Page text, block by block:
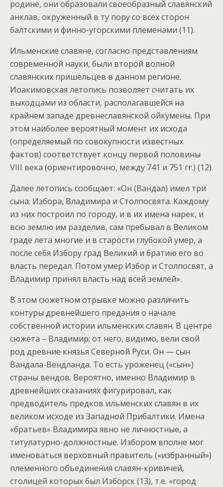
родине, они образовали своеобразный славянский
анклав, окруженный в ту пору со всех сторон
балтскими и финно-угорскими племенами (11).
Ильменские славяне, согласно представлениям
современной науки, были второй волной
славянских пришельцев в данном регионе.
Иоакимовская летопись позволяет считать их
выходцами из области, располагавшейся на
крайнем западе древнеславянской ойкумены. При
этом наиболее вероятный момент их исхода
(определяемый по совокупности известных
фактов) соответствует концу первой половины
VIII века (ориентировочно, между 741 и 751 гг.) (12).
Далее летопись сообщает: «Он (Вандал) имел три
сына: Избора, Владимира и Столпосвята. Каждому
из них построил по городу, и в их имена нарек, и
всю землю им разделив, сам пребывал в Великом
граде лета многие и в старости глубокой умер, а
после себя Избору град Великий и братию его во
власть передал. Потом умер Избор и Столпосвят, а
Владимир принял власть над всей землей».
В этом сюжетном отрывке можно различить
контуры древнейшего предания о начале
собственной истории ильменских славян. В центре
сюжета – Владимир; от него, видимо, вели свой
род древние князья Северной Руси. Он — сын
Вандала-Вендланда. То есть уроженец («сын»)
страны вендов. Вероятно, именно Владимир в
древнейших сказаниях фигурировал, как
предводитель предков ильменских славян в их
великом исходе из Западной Прибалтики. Имена
«братьев» Владимира явно не личностные, а
титулатурно-должностные. Избором вполне мог
именоваться верховный правитель («избранный»)
племенного объединения славян-кривичей,
столицей которых был Изборск (13), т.е. «город